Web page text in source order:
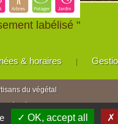
labélisé "
& horaires |
du végétal
pépinièristes de France
✓ OK, accept all ✗